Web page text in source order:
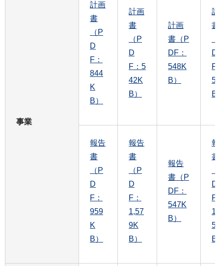
事業
計画
書
（P
D
F：
844
K
B）
計画
書
（P
D
F：5
42K
B）
計画
書（P
DF：
548K
B）
書
D
F
B
報告
書
（P
D
F：
959
K
B）
報告
書
（P
D
F：
1,57
9K
B）
報告
書（P
DF：
547K
B）
書
D
F
B